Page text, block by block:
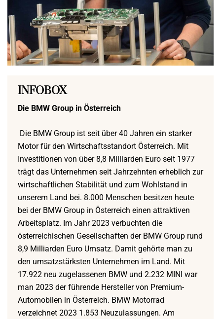
INFOBOX
Die BMW Group in Österreich
Die BMW Group ist seit über 40 Jahren ein starker
Motor für den Wirtschaftsstandort Österreich. Mit
Investitionen von über 8,8 Milliarden Euro seit 1977
trägt das Unternehmen seit Jahrzehnten erheblich zur
wirtschaftlichen Stabilität und zum Wohlstand in
unserem Land bei. 8.000 Menschen besitzen heute
bei der BMW Group in Österreich einen attraktiven
Arbeitsplatz. Im Jahr 2023 verbuchten die
österreichischen Gesellschaften der BMW Group rund
8,9 Milliarden Euro Umsatz. Damit gehörte man zu
den umsatzstärksten Unternehmen im Land. Mit
17.922 neu zugelassenen BMW und 2.232 MINI war
man 2023 der führende Hersteller von Premium-
Automobilen in Österreich. BMW Motorrad
verzeichnet 2023 1.853 Neuzulassungen. Am